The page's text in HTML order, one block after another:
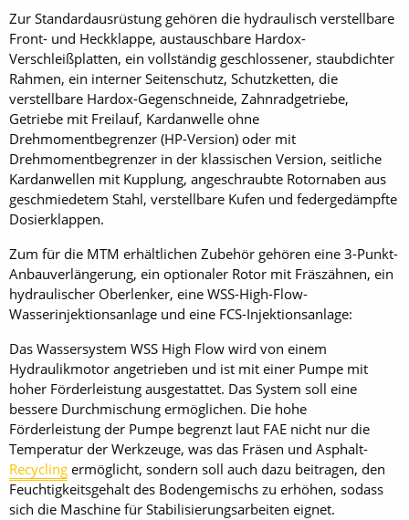
Zur Standardausrüstung gehören die hydraulisch verstellbare
Front- und Heckklappe, austauschbare Hardox-
Verschleißplatten, ein vollständig geschlossener, staubdichter
Rahmen, ein interner Seitenschutz, Schutzketten, die
verstellbare Hardox-Gegenschneide, Zahnradgetriebe,
Getriebe mit Freilauf, Kardanwelle ohne
Drehmomentbegrenzer (HP-Version) oder mit
Drehmomentbegrenzer in der klassischen Version, seitliche
Kardanwellen mit Kupplung, angeschraubte Rotornaben aus
geschmiedetem Stahl, verstellbare Kufen und federgedämpfte
Dosierklappen.
Zum für die MTM erhältlichen Zubehör gehören eine 3-Punkt-
Anbauverlängerung, ein optionaler Rotor mit Fräszähnen, ein
hydraulischer Oberlenker, eine WSS-High-Flow-
Wasserinjektionsanlage und eine FCS-Injektionsanlage:
Das Wassersystem WSS High Flow wird von einem
Hydraulikmotor angetrieben und ist mit einer Pumpe mit
hoher Förderleistung ausgestattet. Das System soll eine
bessere Durchmischung ermöglichen. Die hohe
Förderleistung der Pumpe begrenzt laut FAE nicht nur die
Temperatur der Werkzeuge, was das Fräsen und Asphalt-
Recycling ermöglicht, sondern soll auch dazu beitragen, den
Feuchtigkeitsgehalt des Bodengemischs zu erhöhen, sodass
sich die Maschine für Stabilisierungsarbeiten eignet.